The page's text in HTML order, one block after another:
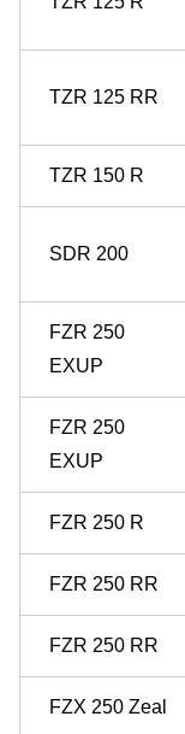
TZR 125 RR
TZR 150 R
SDR 200
FZR 250
EXUP
FZR 250
EXUP
FZR 250 R
FZR 250 RR
FZR 250 RR
FZX 250 Zeal